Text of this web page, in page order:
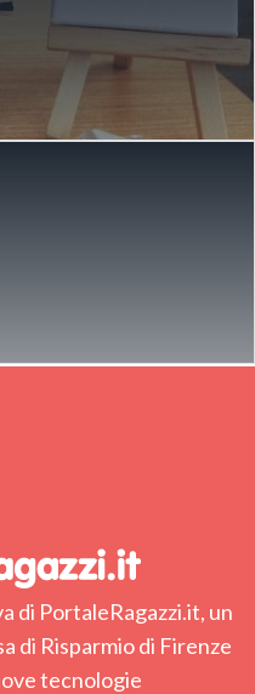
di PortaleRagazzi.it, un
di Risparmio di Firenze
tecnologie